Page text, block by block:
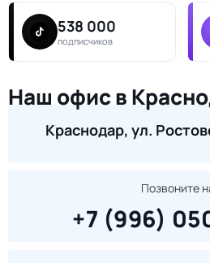
538 000
подписчиков
Наш офис в
Краснодар, ул.
Позвоните
+7 (996)